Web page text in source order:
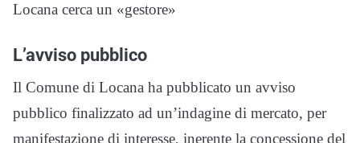
Locana cerca un «gestore»
L’avviso pubblico
Il Comune di Locana ha pubblicato un avviso
pubblico finalizzato ad un’indagine di mercato, per
manifestazione di interesse, inerente la concessione del